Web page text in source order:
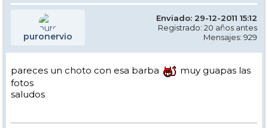
puronervio
Enviado: 29-12-2011 15:12
Registrado: 20 años antes
Mensajes: 929
pareces un choto con esa barba
muy guapas las
fotos
saludos